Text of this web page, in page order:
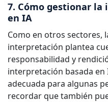
7. Cómo gestionar
en IA
Como en otros sectores,
interpretación plantea
responsabilidad y
interpretación basada
adecuada para algunas
recordar que también